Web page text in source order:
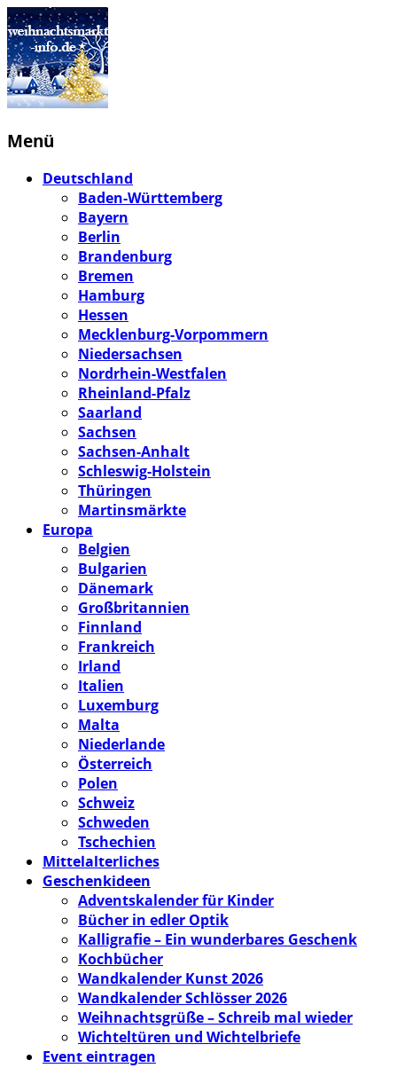
Menü
Deutschland
Baden-Württemberg
Bayern
Berlin
Brandenburg
Bremen
Hamburg
Hessen
Mecklenburg-Vorpommern
Niedersachsen
Nordrhein-Westfalen
Rheinland-Pfalz
Saarland
Sachsen
Sachsen-Anhalt
Schleswig-Holstein
Thüringen
Martinsmärkte
Europa
Belgien
Bulgarien
Dänemark
Großbritannien
Finnland
Frankreich
Irland
Italien
Luxemburg
Malta
Niederlande
Österreich
Polen
Schweiz
Schweden
Tschechien
Mittelalterliches
Geschenkideen
Adventskalender für Kinder
Bücher in edler Optik
Kalligrafie – Ein wunderbares Geschenk
Kochbücher
Wandkalender Kunst 2026
Wandkalender Schlösser 2026
Weihnachtsgrüße – Schreib mal wieder
Wichteltüren und Wichtelbriefe
Event eintragen